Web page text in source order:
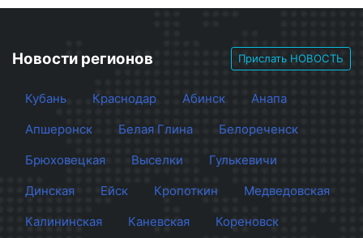
Новости регионов Прислать НОВОСТЬ
Кубань Краснодар Абинск
Анапа
Апшеронск
Белая Глина
Белореченск
Брюховецкая
Выселки
Гулькевичи
Динская
Ейск Кропоткин
Медведовская
Калининская
Каневская
Кореновск